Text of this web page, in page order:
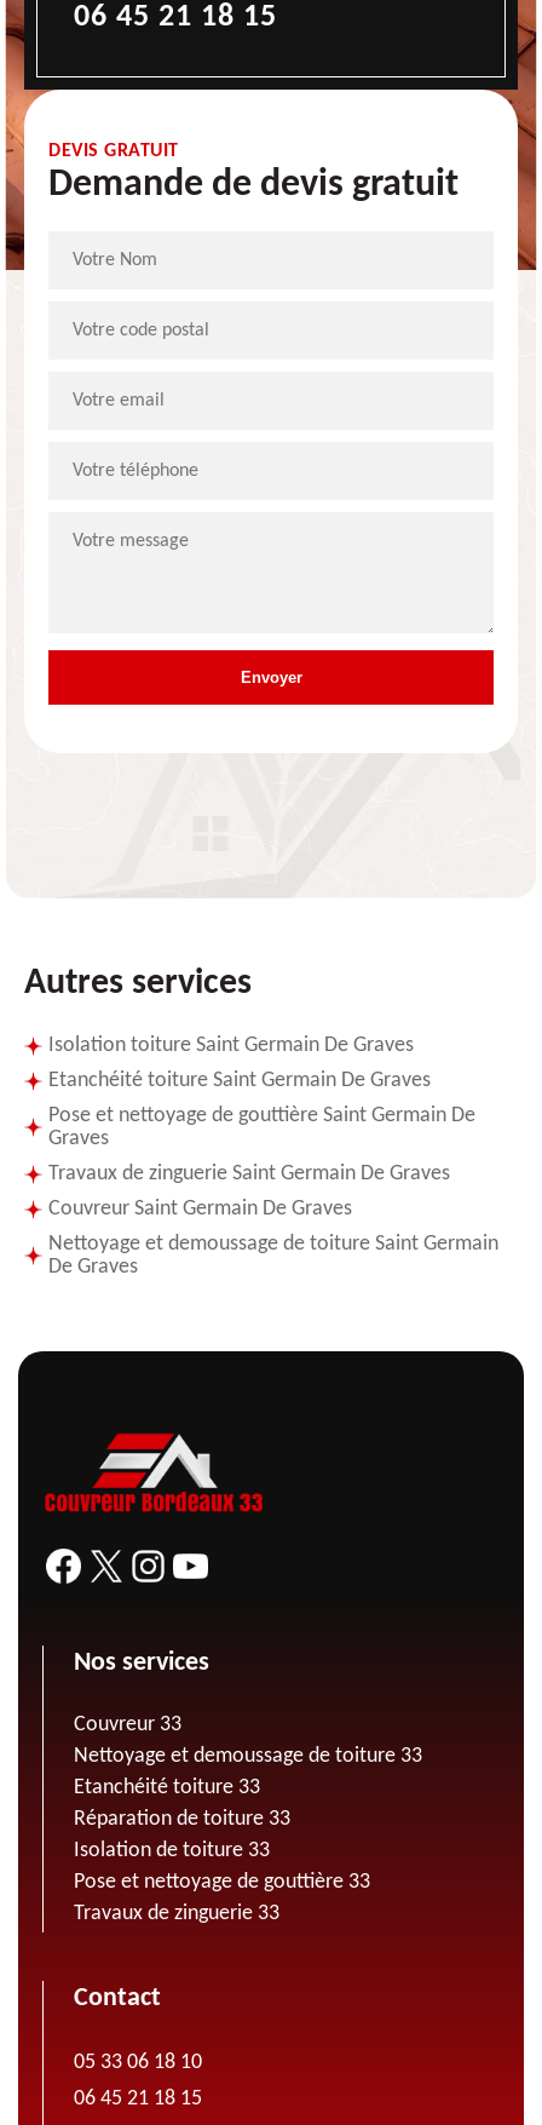
06 45 21 18 15
DEVIS GRATUIT
Demande de devis gratuit
Autres services
Isolation toiture Saint Germain De Graves
Etanchéité toiture Saint Germain De Graves
Pose et nettoyage de gouttière Saint Germain De
Graves
Travaux de zinguerie Saint Germain De Graves
Couvreur Saint Germain De Graves
Nettoyage et demoussage de toiture Saint Germain
De Graves
Nos services
Couvreur 33
Nettoyage et demoussage de toiture 33
Etanchéité toiture 33
Réparation de toiture 33
Isolation de toiture 33
Pose et nettoyage de gouttière 33
Travaux de zinguerie 33
Contact
05 33 06 18 10
06 45 21 18 15